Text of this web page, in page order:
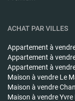
ACHAT PAR VILLES
Appartement à
Appartement à
Appartement à
Maison à vendre Le
Maison à vendre
Maison à vendreYvre